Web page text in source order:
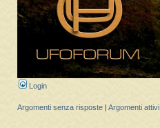
Login
Argomenti senza risposte Argomenti attivi